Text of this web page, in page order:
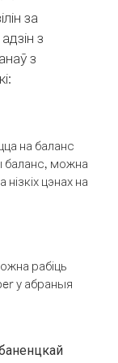
за
з
з
на баланс
баланс, можна
цэнах на
рабіць
у абраныя